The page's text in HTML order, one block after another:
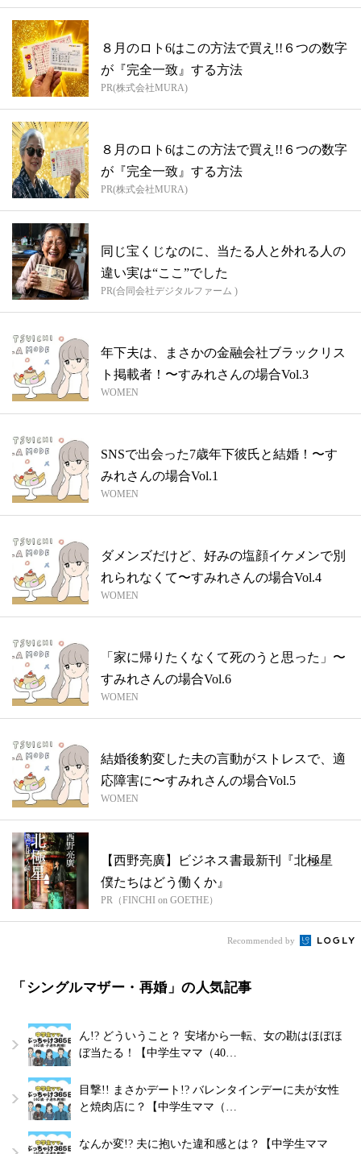
８月のロト6はこの方法で買え!!６つの数字
が『完全一致』する方法
PR(株式会社MURA)
８月のロト6はこの方法で買え!!６つの数字
が『完全一致』する方法
PR(株式会社MURA)
同じ宝くじなのに、当たる人と外れる人の
違い実は“ここ”でした
PR(合同会社デジタルファーム )
年下夫は、まさかの金融会社ブラックリス
ト掲載者！〜すみれさんの場合Vol.3
WOMEN
SNSで出会った7歳年下彼氏と結婚！〜す
みれさんの場合Vol.1
WOMEN
ダメンズだけど、好みの塩顔イケメンで別
れられなくて〜すみれさんの場合Vol.4
WOMEN
「家に帰りたくなくて死のうと思った」〜
すみれさんの場合Vol.6
WOMEN
結婚後豹変した夫の言動がストレスで、適
応障害に〜すみれさんの場合Vol.5
WOMEN
【西野亮廣】ビジネス書最新刊『北極星
僕たちはどう働くか』
PR（FINCHI on GOETHE）
Recommended by
「シングルマザー・再婚」の人気記事
ん!? どういうこと？ 安堵から一転、女の勘はほぼほ
ぼ当たる！【中学生ママ（40…
目撃!! まさかデート!? バレンタインデーに夫が女性
と焼肉店に？【中学生ママ（…
なんか変!? 夫に抱いた違和感とは？【中学生ママ